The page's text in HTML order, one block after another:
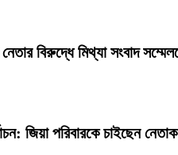
বিরুদ্ধে মিথ্যা সংবাদ
জিয়া পরিবারকে চাইছেন